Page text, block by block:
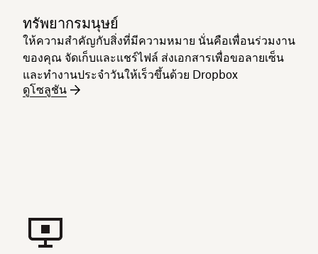
ทรัพยากรมนุษย์
ให้ความสำคัญกับสิ่งที่มีความหมาย นั่นคือเพื่อนร่วมงาน
ของคุณ จัดเก็บและแชร์ไฟล์ ส่งเอกสารเพื่อขอลายเซ็น
และทำงานประจำวันให้เร็วขึ้นด้วย Dropbox
ดูโซลูชัน